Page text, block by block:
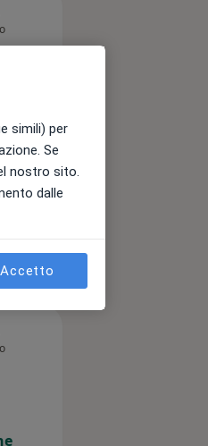
simili) per
Se
nostro sito.
dalle
Accetto